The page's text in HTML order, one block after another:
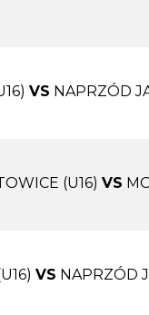
VS NAPRZÓD
(U16) VS
VS NAPRZÓD